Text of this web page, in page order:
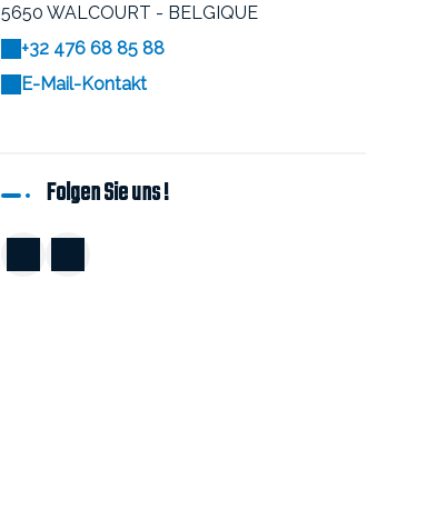
5650 WALCOURT - BELGIQUE
+32 476 68 85 88
E-Mail-Kontakt
Folgen Sie uns !